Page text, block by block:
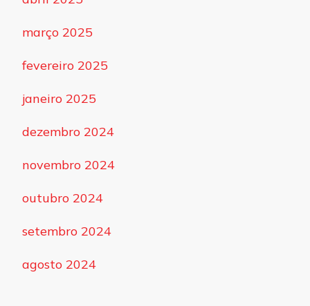
março 2025
fevereiro 2025
janeiro 2025
dezembro 2024
novembro 2024
outubro 2024
setembro 2024
agosto 2024